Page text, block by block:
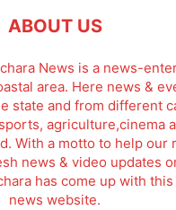
ABOUT US
News is a news-
area. Here news &
state and from different
agriculture,cinema
With a motto to help our
news & video updates
has come up with this
news website.